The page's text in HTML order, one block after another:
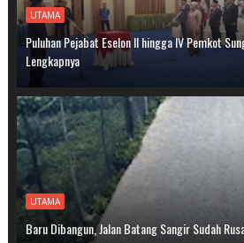
UTAMA
Puluhan Pejabat Eselon II hingga IV Pemkot
Lengkapnya
UTAMA
Baru Dibangun, Jalan Batang Sangir Sudah